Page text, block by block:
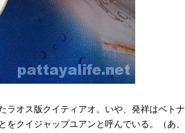
ラオス版クイティアオ。いや、発祥はベトナ
クイジャップユアンと呼んでいる。（あ、